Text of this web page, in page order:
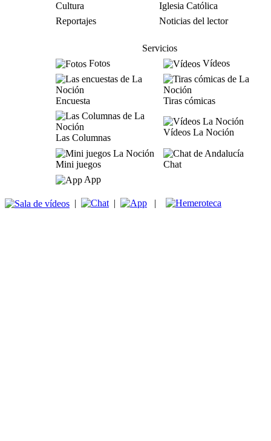
Cultura
Iglesia Católica
Reportajes
Noticias del lector
Servicios
Fotos
Vídeos
Encuesta Tiras cómicas
Las Columnas
Vídeos La Noción
Mini juegos
Chat
App
| | |